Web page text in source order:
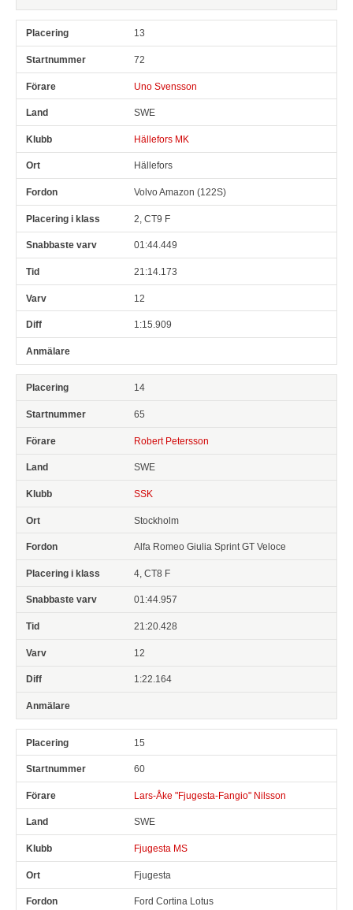
13
72
Uno Svensson
SWE
Hällefors MK
Hällefors
Volvo Amazon (122S)
2, CT9 F
01:44.449
21:14.173
12
1:15.909
14
65
Robert Petersson
SWE
SSK
Stockholm
Alfa Romeo Giulia Sprint GT Veloce
4, CT8 F
01:44.957
21:20.428
12
1:22.164
15
60
Lars-Åke "Fjugesta-Fangio" Nilsson
SWE
Fjugesta MS
Fjugesta
Ford Cortina Lotus